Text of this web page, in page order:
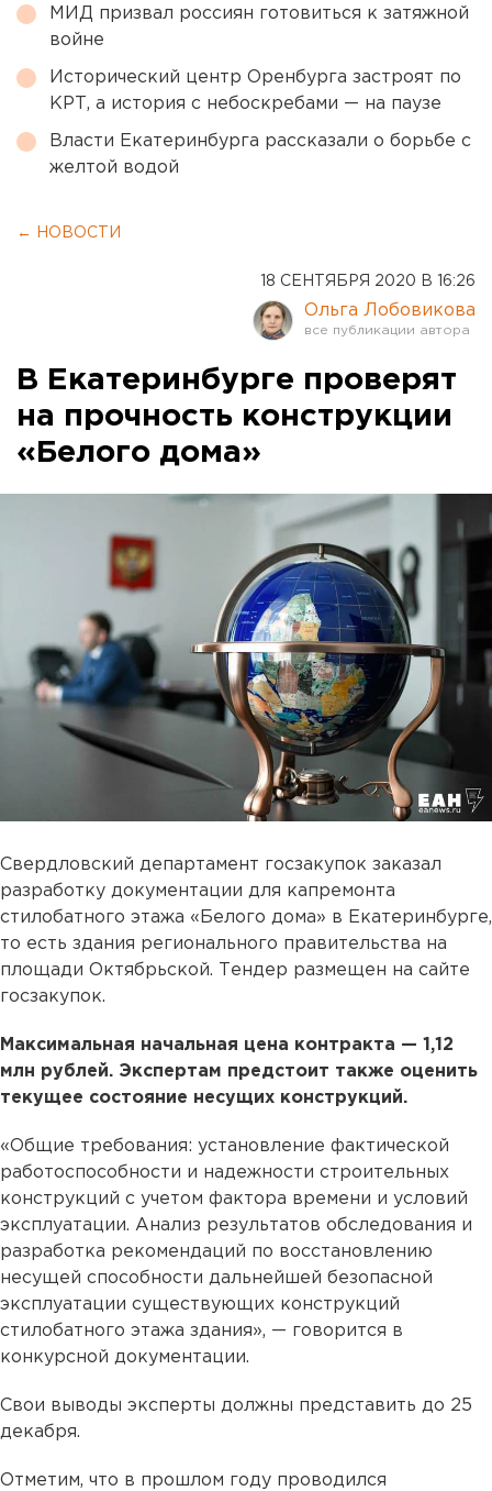
МИД призвал россиян готовиться к затяжной
войне
Исторический центр Оренбурга застроят по
КРТ, а история с небоскребами — на паузе
Власти Екатеринбурга рассказали о борьбе с
желтой водой
← НОВОСТИ
18 СЕНТЯБРЯ 2020 В 16:26
Ольга Лобовикова
В Екатеринбурге проверят
на прочность конструкции
«Белого дома»
Свердловский департамент госзакупок заказал
разработку документации для капремонта
стилобатного этажа «Белого дома» в Екатеринбурге,
то есть здания регионального правительства на
площади Октябрьской. Тендер размещен на сайте
госзакупок.
Максимальная начальная цена контракта — 1,12
млн рублей. Экспертам предстоит также оценить
текущее состояние несущих конструкций.
«Общие требования: установление фактической
работоспособности и надежности строительных
конструкций с учетом фактора времени и условий
эксплуатации. Анализ результатов обследования и
разработка рекомендаций по восстановлению
несущей способности дальнейшей безопасной
эксплуатации существующих конструкций
стилобатного этажа здания», — говорится в
конкурсной документации.
Свои выводы эксперты должны представить до 25
декабря.
Отметим, что в прошлом году проводился